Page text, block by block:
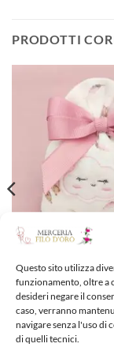
Questo sito utilizza
funzionamento, oltre a
desideri negare il
caso, verranno
navigare senza l'uso di
di quelli tecnici.
PRODOTTI
PORTA CONFETTI
Porta confetti
3,90€
Aggiungi alla